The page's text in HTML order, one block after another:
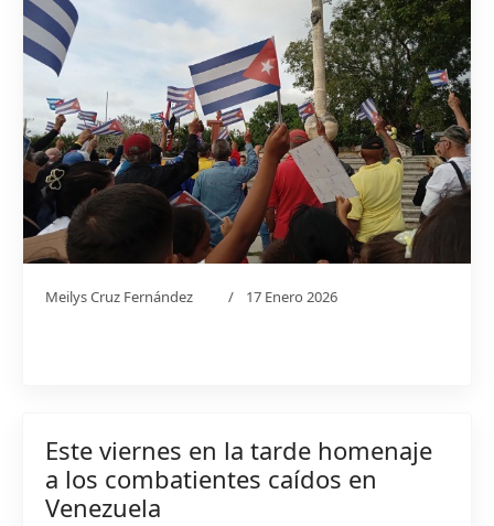
Meilys Cruz Fernández 17 Enero 2026
Este viernes en la tarde homenaje
a los combatientes caídos en
Venezuela